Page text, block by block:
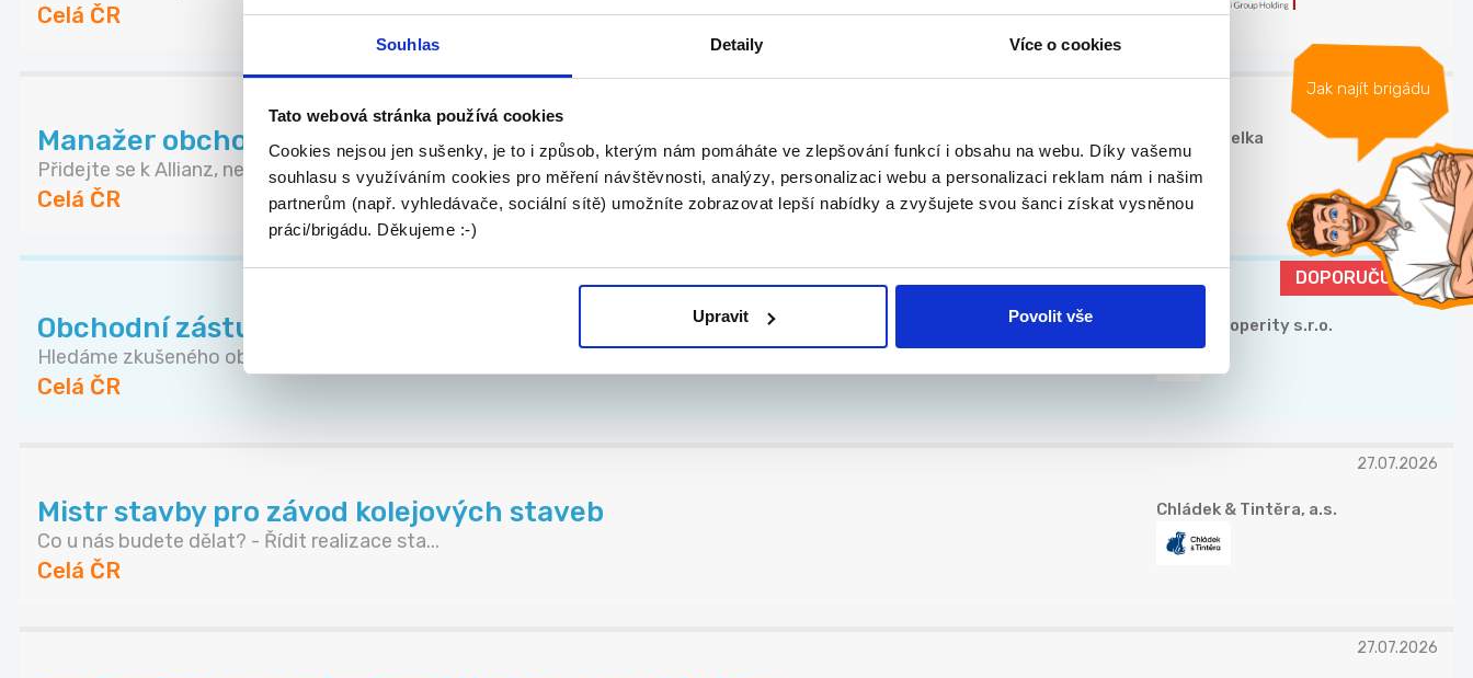
Souhlas Detaily Více o cookies
Tato webová stránka používá cookies
Cookies nejsou jen sušenky, je to i způsob, kterým nám pomáháte ve zlepšování funkcí i obsahu na webu. Díky vašemu
souhlasu s využíváním cookies pro měření návštěvnosti, analýzy, personalizaci webu a personalizaci reklam nám i našim
partnerům (např. vyhledávače, sociální sítě) umožníte zobrazovat lepší nabídky a zvyšujete svou šanci získat vysněnou
práci/brigádu. Děkujeme :-)
Upravit Povolit vše
Jak najít brigádu
Celá ČR
24.07.2026
Manažer obchodního týmu Allianz | Náborový příspěvek ...
Přidejte se k Allianz, největší pojišťovně na sv...
Celá ČR
Jan Koudelka
DOPORUČUJEME
Obchodní zástupce pro nemovitostní projekty
Hledáme zkušeného obchodníka, který posílí náš t...
Celá ČR
Valora Properity s.r.o.
27.07.2026
Mistr stavby pro závod kolejových staveb
Co u nás budete dělat? - Řídit realizace sta...
Celá ČR
Chládek & Tintěra, a.s.
27.07.2026